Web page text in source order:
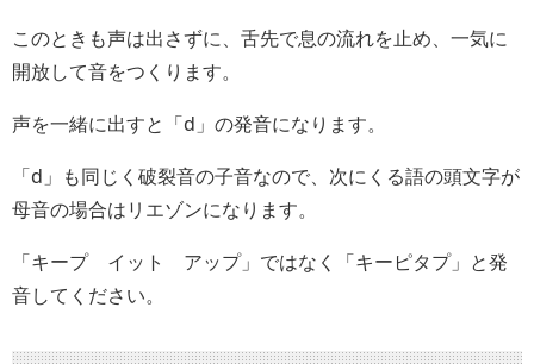
このときも声は出さずに、舌先で息の流れを止め、一気に
開放して音をつくります。
声を一緒に出すと「d」の発音になります。
「d」も同じく破裂音の子音なので、次にくる語の頭文字が
母音の場合はリエゾンになります。
「キープ イット アップ」ではなく「キーピタプ」と発
音してください。